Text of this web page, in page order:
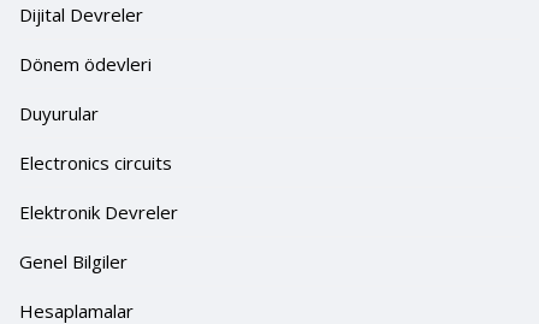
Dijital Devreler
Dönem ödevleri
Duyurular
Electronics circuits
Elektronik Devreler
Genel Bilgiler
Hesaplamalar